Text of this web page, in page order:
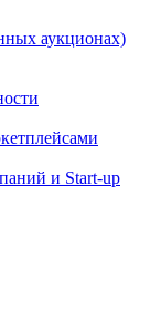
аукционах)
и Start-up